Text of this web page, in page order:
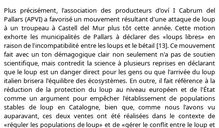
Plus précisément, l'association des producteurs d'oví I Cabrum del
Pallars (APVI) a favorisé un mouvement résultant d'une attaque de loup
à un troupeau à Castell del Mur plus tôt cette année. Cette motion
exhorte les municipalités de Pallars à déclarer des «loups libres» en
raison de l'incompatibilité entre les loups et le bétail [13]. Ce mouvement
fait avec un ton démagogique clair non seulement n'a pas de soutien
scientifique, mais contredit la science à plusieurs reprises en déclarant
que le loup est un danger direct pour les gens ou que l'arrivée du loup
italien brisera l'équilibre des écosystèmes. En outre, il fait référence à la
réduction de la protection du loup au niveau européen et de l'État
comme un argument pour empêcher l'établissement de populations
stables de loup en Catalogne, bien que, comme nous l'avons vu
auparavant, ces deux ventes ont été réalisées dans le contexte de
«réguler les populations de loup» et de «gérer le conflit entre le loup et